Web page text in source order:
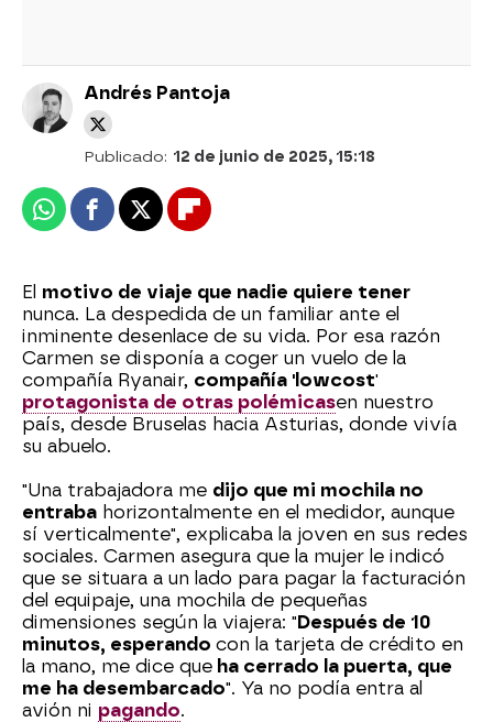
Andrés Pantoja
Publicado: 12 de junio de 2025, 15:18
WhatsappFacebook
X Flipboard
El motivo de viaje que nadie quiere tener
nunca. La despedida de un familiar ante el
inminente desenlace de su vida. Por esa razón
Carmen se disponía a coger un vuelo de la
compañía Ryanair, compañía 'lowcost'
protagonista de otras polémicasen nuestro
país, desde Bruselas hacia Asturias, donde vivía
su abuelo.
"Una trabajadora me dijo que mi mochila no
entraba horizontalmente en el medidor, aunque
sí verticalmente", explicaba la joven en sus redes
sociales. Carmen asegura que la mujer le indicó
que se situara a un lado para pagar la facturación
del equipaje, una mochila de pequeñas
dimensiones según la viajera: "Después de 10
minutos, esperando con la tarjeta de crédito en
la mano, me dice que ha cerrado la puerta, que
me ha desembarcado". Ya no podía entra al
avión ni pagando.